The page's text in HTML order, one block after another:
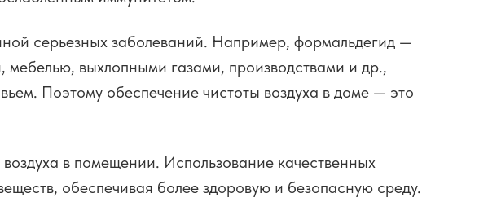
серьезных заболеваний. Например, формальдегид —
выхлопными газами, производствами и др.,
Поэтому обеспечение чистоты воздуха в доме — это
в помещении. Использование качественных
обеспечивая более здоровую и безопасную среду.